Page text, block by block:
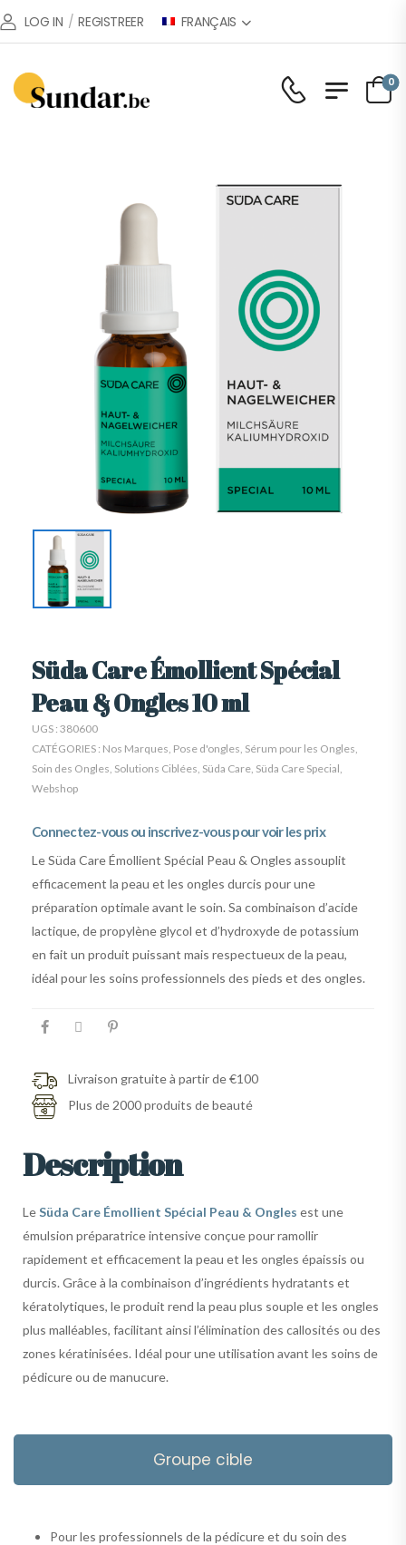
LOG IN / REGISTREER FRANÇAIS
0
Süda Care Émollient Spécial
Peau & Ongles 10 ml
UGS : 380600
CATÉGORIES : Nos Marques Pose d'ongles Sérum pour les Ongles
Soin des Ongles Solutions Ciblées Süda Care Süda Care Special
Webshop
Connectez-vous ou inscrivez-vous pour voir les prix
Le Süda Care Émollient Spécial Peau & Ongles assouplit
efficacement la peau et les ongles durcis pour une
préparation optimale avant le soin. Sa combinaison d’acide
lactique, de propylène glycol et d’hydroxyde de potassium
en fait un produit puissant mais respectueux de la peau,
idéal pour les soins professionnels des pieds et des ongles.
Livraison gratuite à partir de €100
Plus de 2000 produits de beauté
Description
LeSüda Care Émollient Spécial Peau & Ongles est une
émulsion préparatrice intensive conçue pour ramollir
rapidement et efficacement la peau et les ongles épaissis ou
durcis. Grâce à la combinaison d’ingrédients hydratants et
kératolytiques, le produit rend la peau plus souple et les ongles
plus malléables, facilitant ainsi l’élimination des callosités ou des
zones kératinisées. Idéal pour une utilisation avant les soins de
pédicure ou de manucure.
Groupe cible
Pour les professionnels de la pédicure et du soin des